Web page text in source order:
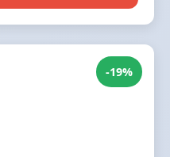
-19%